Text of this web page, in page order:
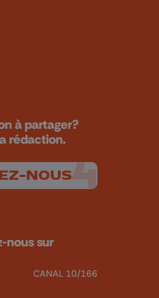
à partager?
rédaction.
NOUS
nous sur
CANAL 10/166